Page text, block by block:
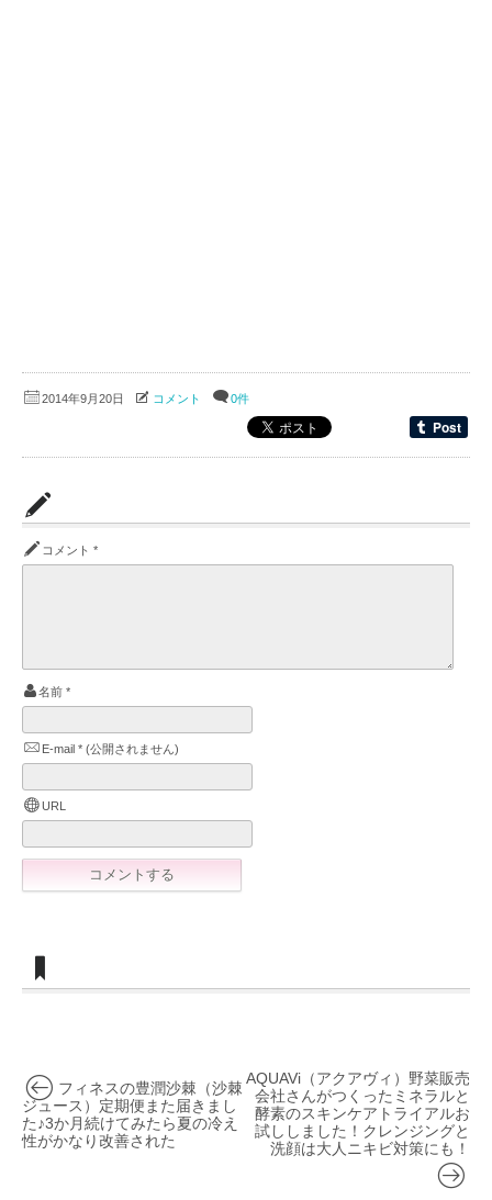
2014年9月20日 コメント 0件
コメント *
名前 *
E-mail * (公開されません)
URL
AQUAVi（アクアヴィ）野菜販売
会社さんがつくったミネラルと
酵素のスキンケアトライアルお
試ししました！クレンジングと
洗顔は大人ニキビ対策にも！
フィネスの豊潤沙棘（沙棘
ジュース）定期便また届きまし
た♪3か月続けてみたら夏の冷え
性がかなり改善された